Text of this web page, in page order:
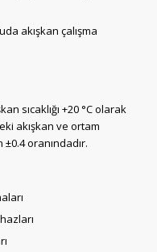
akışkan çalışma
sıcaklığı +20 °C olarak
akışkan ve ortam
oranındadır.